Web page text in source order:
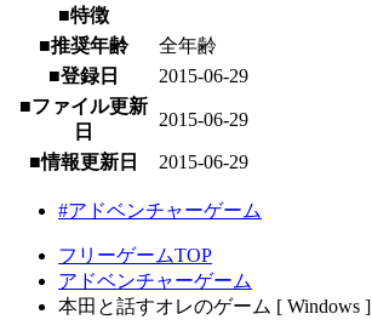
■特徴
■推奨年齢
全年齢
■登録日
2015-06-29
■ファイル更新
日
2015-06-29
■情報更新日 2015-06-29
#アドベンチャーゲーム
フリーゲームTOP
アドベンチャーゲーム
本田と話すオレのゲーム [ Windows ]